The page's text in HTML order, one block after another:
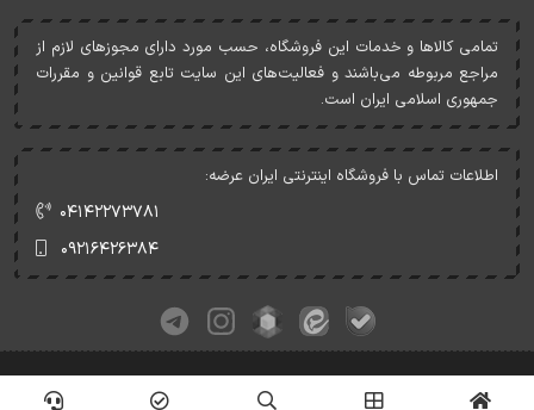
تمامی کالاها و خدمات اين فروشگاه، حسب مورد دارای مجوزهای لازم از
مراجع مربوطه می‌باشند و فعاليت‌های اين سايت تابع قوانين و مقررات
جمهوری اسلامی ايران است.
اطلاعات تماس با فروشگاه اینترنتی ایران عرضه:
۰۴۱۴۲۲۷۳۷۸۱
۰۹۲۱۶۴۲۶۳۸۴